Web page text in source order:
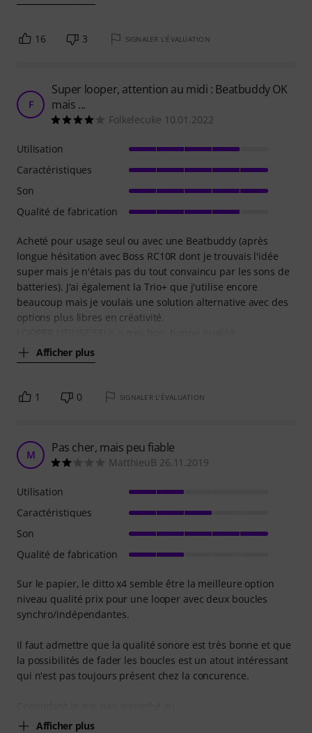
16 3 SIGNALER L'ÉVALUATION
F
Super looper, attention au midi : Beatbuddy OK
mais ...
Folkelecuke 10.01.2022
Acheté pour usage seul ou avec une Beatbuddy (après
longue hésitation avec Boss RC10R dont je trouvais l'idée
super mais je n'étais pas du tout convaincu par les sons de
batteries). J'ai également la Trio+ que j'utilise encore
beaucoup mais je voulais une solution alternative avec des
options plus libres en créativité.
Afficher plus
Utilisation
Caractéristiques
Son
Qualité de fabrication
1 0 SIGNALER L'ÉVALUATION
M Pas cher, mais peu fiable
MatthieuB 26.11.2019
Sur le papier, le ditto x4 semble être la meilleure option
niveau qualité prix pour une looper avec deux boucles
synchro/indépendantes.
Il faut admettre que la qualité sonore est très bonne et que
la possibilités de fader les boucles est un atout intéressant
qui n'est pas toujours présent chez la concurence.
Afficher plus
Utilisation
Caractéristiques
Son
Qualité de fabrication